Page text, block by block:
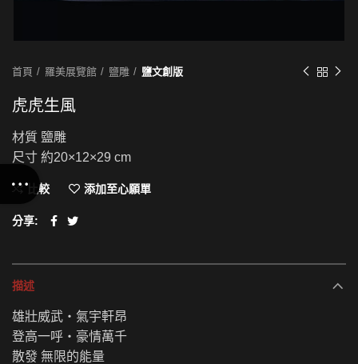
首頁 羅美展覽館 鹽雕 鹽文創版
虎虎生風
材質 鹽雕
尺寸 約20×12×29 cm
比較 添加至心願單
分享
描述
雄壯威武‧氣宇軒昂
登高一呼‧豪情萬千
散發 無限的能量